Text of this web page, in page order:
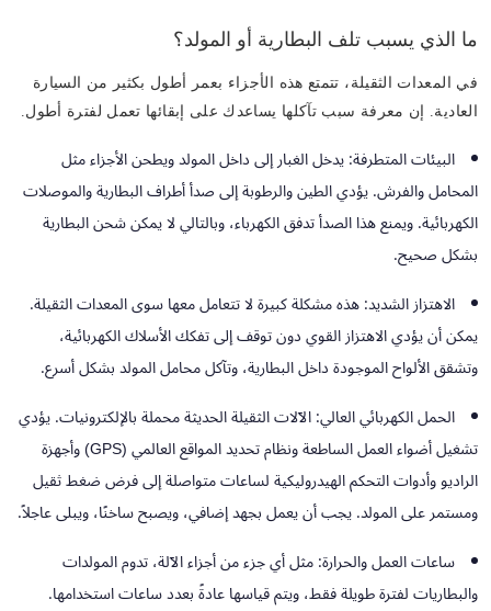
ما الذي يسبب تلف البطارية أو المولد؟
في المعدات الثقيلة، تتمتع هذه الأجزاء بعمر أطول بكثير من السيارة
العادية. إن معرفة سبب تآكلها يساعدك على إبقائها تعمل لفترة أطول.
البيئات المتطرفة:يدخل الغبار إلى داخل المولد ويطحن الأجزاء مثل
المحامل والفرش. يؤدي الطين والرطوبة إلى صدأ أطراف البطارية والموصلات
الكهربائية. ويمنع هذا الصدأ تدفق الكهرباء، وبالتالي لا يمكن شحن البطارية
بشكل صحيح.
الاهتزاز الشديد:هذه مشكلة كبيرة لا تتعامل معها سوى المعدات الثقيلة.
يمكن أن يؤدي الاهتزاز القوي دون توقف إلى تفكك الأسلاك الكهربائية،
وتشقق الألواح الموجودة داخل البطارية، وتآكل محامل المولد بشكل أسرع.
الحمل الكهربائي العالي:الآلات الثقيلة الحديثة محملة بالإلكترونيات. يؤدي
تشغيل أضواء العمل الساطعة ونظام تحديد المواقع العالمي (GPS) وأجهزة
الراديو وأدوات التحكم الهيدروليكية لساعات متواصلة إلى فرض ضغط ثقيل
ومستمر على المولد. يجب أن يعمل بجهد إضافي، ويصبح ساخنًا، ويبلى عاجلاً.
ساعات العمل والحرارة:مثل أي جزء من أجزاء الآلة، تدوم المولدات
والبطاريات لفترة طويلة فقط، ويتم قياسها عادةً بعدد ساعات استخدامها.